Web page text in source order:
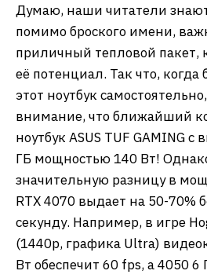
Думаю, наши читатели
помимо броского имени,
приличный тепловой пакет,
её потенциал. Так что, когда
этот ноутбук
внимание, что ближайший
ноутбук ASUS TUF GAMING c
ГБ мощностью 140 Вт!
значительную разницу в
RTX 4070 выдает на 50-70%
секунду. Например, в игре
(1440p, графика Ultra)
Вт обеспечит 60 fps, а 4050